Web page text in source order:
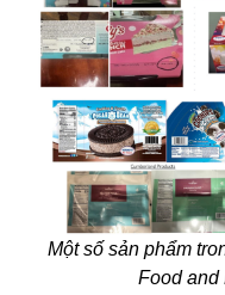
Một số sản phẩm
Food and